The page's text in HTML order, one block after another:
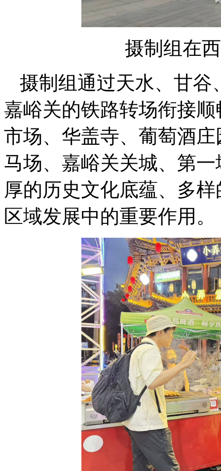
摄制组在
摄制组通过天水、甘谷
嘉峪关的铁路转场衔接
市场、华盖寺、葡萄酒
马场、嘉峪关关城、第
厚的历史文化底蕴、多
区域发展中的重要作用。